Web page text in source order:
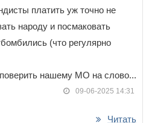
платить уж точно не
народу и посмаковать
(что регулярно
нашему МО на слово...
09-06-2025 14:31
Читать